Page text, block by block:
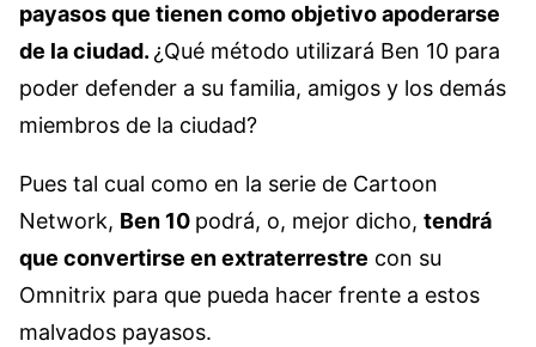
payasos que tienen como objetivo apoderarse
de la ciudad. ¿Qué método utilizará Ben 10 para
poder defender a su familia, amigos y los demás
miembros de la ciudad?
Pues tal cual como en la serie de Cartoon
Network, Ben 10 podrá, o, mejor dicho, tendrá
que convertirse en extraterrestre con su
Omnitrix para que pueda hacer frente a estos
malvados payasos.